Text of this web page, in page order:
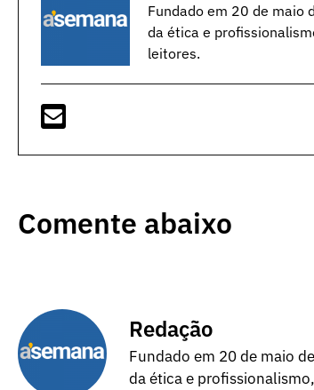
Fundado em 20 de maio
da ética e
leitores.
Comente abaixo
Redação
Fundado em 20 de maio
da ética e